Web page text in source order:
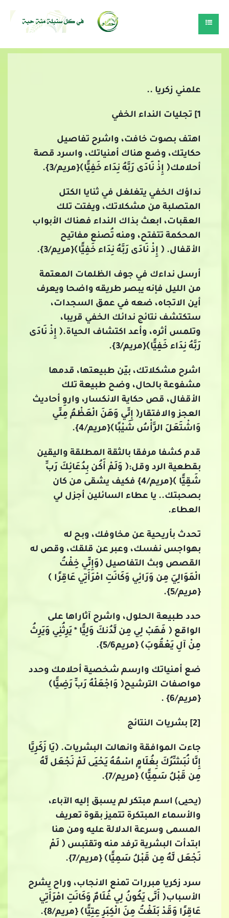
علمني زكريا ..
1] تجليات النداء الخفي
اهتف بصوت خافت، واشرح تفاصيل
حكايتك، وضع هناك أمنياتك، واسرد قصة
أحلامك﴿ إِذْ نَادَى رَبَّهُ نِدَاء خَفِيًّا﴾{مريم/3}.
نداؤك الخفي يتغلغل في ثنايا الكتل
المتصلبة من مشكلاتك، ويفتت تلك
العقبات، ابعث بذاك النداء فهناك الأبواب
المحكمة تتفتح، ومنه تُصنع مفاتيح
الأقفال. ﴿ إِذْ نَادَى رَبَّهُ نِدَاء خَفِيًّا﴾{مريم/3}.
أرسل نداءك في جوف الظلمات المعتمة
من الليل فإنه يبصر طريقه واضحا ويعرف
أين الاتجاه، ضعه في عمق السجدات،
ستكتشف نتائج ندائك الخفي قريبا،
وتلمس أثره، وأعد اكتشاف الحياة.﴿ إِذْ نَادَى
رَبَّهُ نِدَاء خَفِيًّا﴾{مريم/3}.
اشرح مشكلاتك، بيّن طبيعتها، قدمها
مشفوعة بالحال، وضح طبيعة تلك
الأقفال، قص حكاية الانكسار، واروِ أحاديث
العجز والافتقار﴿ إِنِّي وَهَنَ الْعَظْمُ مِنِّي
وَاشْتَعَلَ الرَّأْسُ شَيْبًا﴾{مريم/4}.
قدم كشفا مرفقا بالثقة المطلقة واليقين
بقطعية الرد وقل:﴿ وَلَمْ أَكُن بِدُعَائِكَ رَبِّ
شَقِيًّا ﴾{مريم/4} فكيف يشقى من كان
بصحبتك.. يا عطاء السائلين أجزل لي
العطاء.
تحدث بأريحية عن مخاوفك، وبح له
بهواجس نفسك، وعبر عن قلقك، وقص له
القصص وبث التفاصيل ﴿وَإِنِّي خِفْتُ
الْمَوَالِيَ مِن وَرَائِي وَكَانَتِ امْرَأَتِي عَاقِرًا ﴾
{مريم/5}.
حدد طبيعة الحلول، واشرح آثاراها على
الواقع ﴿ فَهَبْ لِي مِن لَّدُنكَ وَلِيًّا * يَرِثُنِي وَيَرِثُ
مِنْ آلِ يَعْقُوبَ﴾ {مريم5/6}.
ضع أمنياتك وارسم شخصية أحلامك وحدد
مواصفات الترشيح﴿ وَاجْعَلْهُ رَبِّ رَضِيًّا﴾
{مريم/6} .
[2] بشريات النتائج
جاءت الموافقة وانهالت البشريات. ﴿يَا زَكَرِيَّا
إِنَّا نُبَشِّرُكَ بِغُلَامٍ اسْمُهُ يَحْيَى لَمْ نَجْعَل لَّهُ
مِن قَبْلُ سَمِيًّا﴾ {مريم/7}.
(يحيى) اسم مبتكر لم يسبق إليه الآباء،
والأسماء المبتكرة تتميز بقوة تعريف
المسمى وسرعة الدلالة عليه ومن هنا
ابتدأت البشرية ترفد منه وتقتبس ﴿ لَمْ
نَجْعَل لَّهُ مِن قَبْلُ سَمِيًّا﴾ {مريم/7}.
سرد زكريا مبررات تمنع الانجاب، وراح يشرح
الأسباب﴿ أَنَّى يَكُونُ لِي غُلَامٌ وَكَانَتِ امْرَأَتِي
عَاقِرًا وَقَدْ بَلَغْتُ مِنَ الْكِبَرِ عِتِيًّا﴾ {مريم/8}.